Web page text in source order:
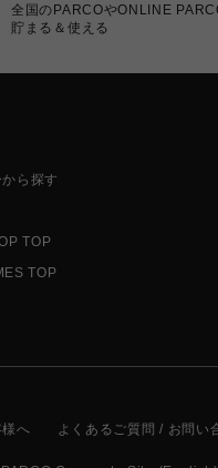
全国のPARCOやONLINE
貯まる＆使える
ら探す
TOP
TOP
へ よくあるご質問 / お問い